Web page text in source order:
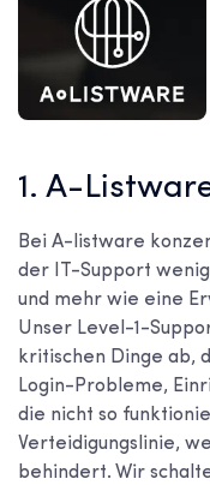
1. A-
Bei A-listware
der IT-Support
und mehr wie eine
Unser Level-1-
kritischen Dinge ab,
Login-Probleme,
die nicht so
Verteidigungslinie,
behindert. Wir